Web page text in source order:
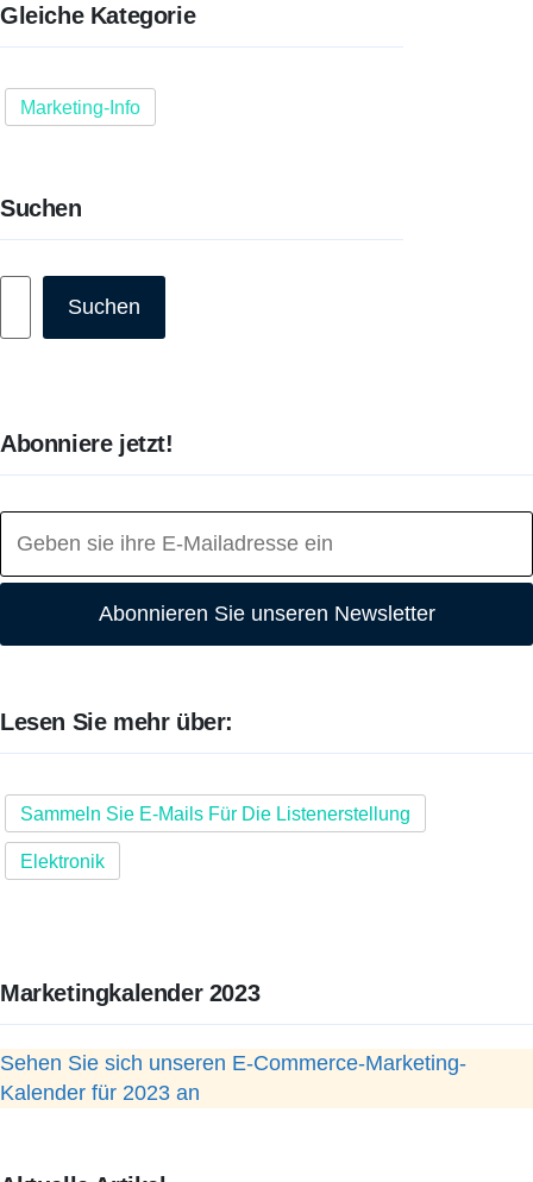
Gleiche Kategorie
Marketing-Info
Suchen
Suchen
Abonniere jetzt!
Abonnieren Sie unseren Newsletter
Lesen Sie mehr über:
Sammeln Sie E-Mails Für Die Listenerstellung
Elektronik
Marketingkalender 2023
Sehen Sie sich unseren E-Commerce-Marketing-
Kalender für 2023 an